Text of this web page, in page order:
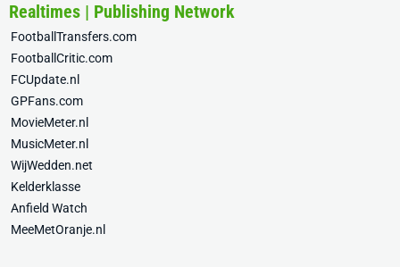
Realtimes | Publishing Network
FootballTransfers.com
FootballCritic.com
FCUpdate.nl
GPFans.com
MovieMeter.nl
MusicMeter.nl
WijWedden.net
Kelderklasse
Anfield Watch
MeeMetOranje.nl